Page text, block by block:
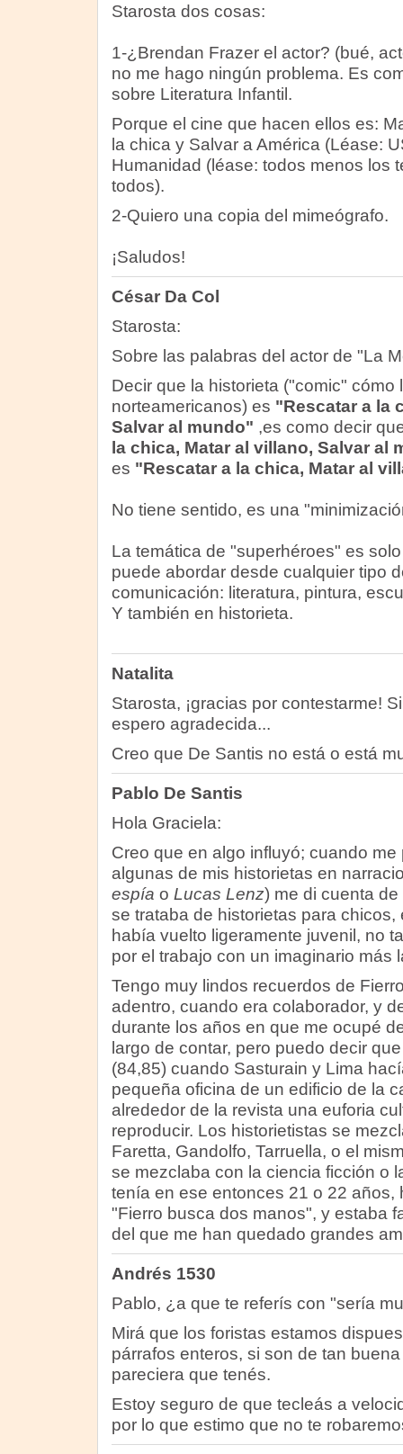
Starosta dos cosas:
1-¿Brendan Frazer el actor? (bué,
no me hago ningún problema. Es
sobre Literatura Infantil.
Porque el cine que hacen ellos es:
la chica y Salvar a América (Léase:
Humanidad (léase: todos menos los
todos).
2-Quiero una copia del mimeógrafo.
¡Saludos!
César Da Col
Starosta:
Sobre las palabras del actor de "La
Decir que la historieta ("comic" cómo
norteamericanos) es "Rescatar a la
Salvar al mundo" ,es como decir
la chica, Matar al villano, Salvar al
es "Rescatar a la chica, Matar al
No tiene sentido, es una
La temática de "superhéroes" es
puede abordar desde cualquier tipo
comunicación: literatura, pintura,
Y también en historieta.
Natalita
Starosta, ¡gracias por contestarme!
espero agradecida...
Creo que De Santis no está o está
Pablo De Santis
Hola Graciela:
Creo que en algo influyó; cuando me
algunas de mis historietas en
espía o Lucas Lenz) me di cuenta
se trataba de historietas para chicos,
había vuelto ligeramente juvenil, no
por el trabajo con un imaginario más
Tengo muy lindos recuerdos de
adentro, cuando era colaborador, y
durante los años en que me ocupé
largo de contar, pero puedo decir
(84,85) cuando Sasturain y Lima
pequeña oficina de un edificio de la
alrededor de la revista una euforia
reproducir. Los historietistas se
Faretta, Gandolfo, Tarruella, o el
se mezclaba con la ciencia ficción o
tenía en ese entonces 21 o 22 años,
"Fierro busca dos manos", y estaba
del que me han quedado grandes
Andrés 1530
Pablo, ¿a que te referís con "sería
Mirá que los foristas estamos
párrafos enteros, si son de tan
pareciera que tenés.
Estoy seguro de que tecleás a
por lo que estimo que no te